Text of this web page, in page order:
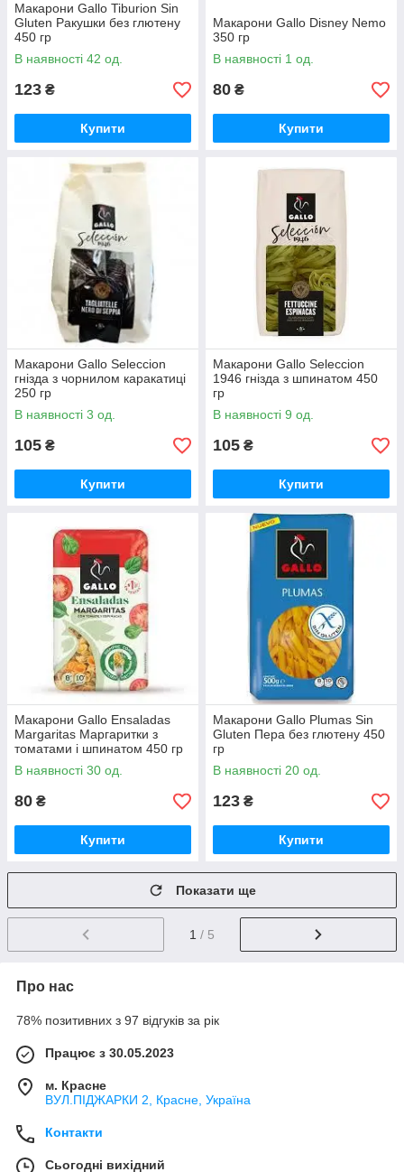
Макарони Gallo Tiburion Sin
Gluten Ракушки без глютену
450 гр
В наявності 42 од.
123 ₴
Купити
Макарони Gallo Disney Nemo
350 гр
В наявності 1 од.
80 ₴
Купити
Макарони Gallo Seleccion
гнізда з чорнилом каракатиці
250 гр
В наявності 3 од.
105 ₴
Купити
Макарони Gallo Seleccion
1946 гнізда з шпинатом 450
гр
В наявності 9 од.
105 ₴
Купити
Макарони Gallo Ensaladas
Margaritas Маргаритки з
томатами і шпинатом 450 гр
В наявності 30 од.
80 ₴
Купити
Макарони Gallo Plumas Sin
Gluten Пера без глютену 450
гр
В наявності 20 од.
123 ₴
Купити
Показати ще
1 / 5
Про нас
78% позитивних з 97 відгуків за рік
Працює з 30.05.2023
м. Красне
ВУЛ.ПІДЖАРКИ 2, Красне, Україна
Контакти
Сьогодні вихідний